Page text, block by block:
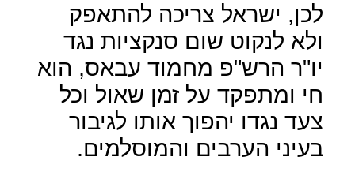
לכן, ישראל צריכה להתאפק
ולא לנקוט שום סנקציות נגד
יו"ר הרש"פ מחמוד עבאס, הוא
חי ומתפקד על זמן שאול וכל
צעד נגדו יהפוך אותו לגיבור
בעיני הערבים והמוסלמים.